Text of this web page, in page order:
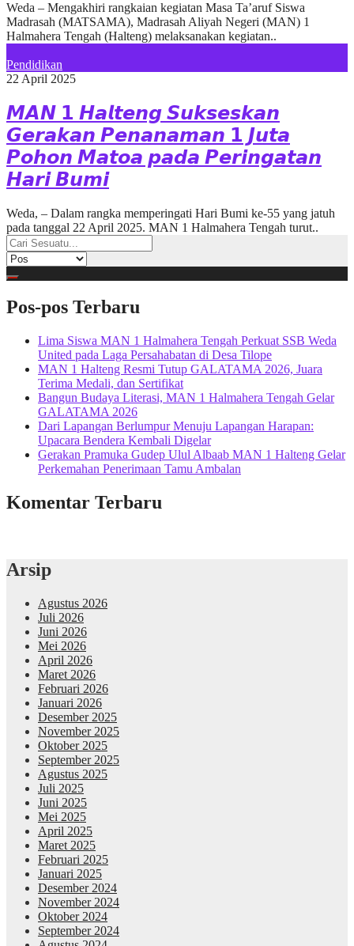
Weda – Mengakhiri rangkaian kegiatan Masa Ta’aruf Siswa
Madrasah (MATSAMA), Madrasah Aliyah Negeri (MAN) 1
Halmahera Tengah (Halteng) melaksanakan kegiatan..
Pendidikan
22 April 2025
𝙈𝘼𝙉 𝟭 𝙃𝙖𝙡𝙩𝙚𝙣𝙜 𝙎𝙪𝙠𝙨𝙚𝙨𝙠𝙖𝙣
𝙂𝙚𝙧𝙖𝙠𝙖𝙣 𝙋𝙚𝙣𝙖𝙣𝙖𝙢𝙖𝙣 𝟭 𝙅𝙪𝙩𝙖
𝙋𝙤𝙝𝙤𝙣 𝙈𝙖𝙩𝙤𝙖 𝙥𝙖𝙙𝙖 𝙋𝙚𝙧𝙞𝙣𝙜𝙖𝙩𝙖𝙣
𝙃𝙖𝙧𝙞 𝘽𝙪𝙢𝙞
Weda, – Dalam rangka memperingati Hari Bumi ke-55 yang jatuh
pada tanggal 22 April 2025. MAN 1 Halmahera Tengah turut..
Pos-pos Terbaru
Lima Siswa MAN 1 Halmahera Tengah Perkuat SSB Weda
United pada Laga Persahabatan di Desa Tilope
MAN 1 Halteng Resmi Tutup GALATAMA 2026, Juara
Terima Medali, dan Sertifikat
Bangun Budaya Literasi, MAN 1 Halmahera Tengah Gelar
GALATAMA 2026
Dari Lapangan Berlumpur Menuju Lapangan Harapan:
Upacara Bendera Kembali Digelar
Gerakan Pramuka Gudep Ulul Albaab MAN 1 Halteng Gelar
Perkemahan Penerimaan Tamu Ambalan
Komentar Terbaru
Arsip
Agustus 2026
Juli 2026
Juni 2026
Mei 2026
April 2026
Maret 2026
Februari 2026
Januari 2026
Desember 2025
November 2025
Oktober 2025
September 2025
Agustus 2025
Juli 2025
Juni 2025
Mei 2025
April 2025
Maret 2025
Februari 2025
Januari 2025
Desember 2024
November 2024
Oktober 2024
September 2024